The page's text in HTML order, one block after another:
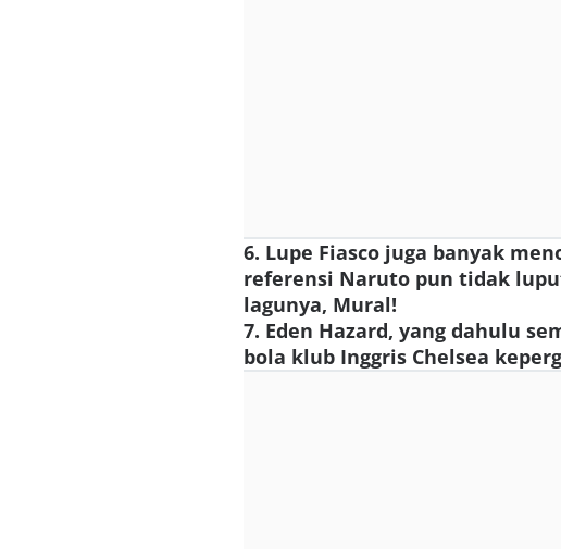
6. Lupe Fiasco juga banyak
referensi Naruto pun tidak
lagunya, Mural!
7. Eden Hazard, yang dahulu
bola klub Inggris Chelsea